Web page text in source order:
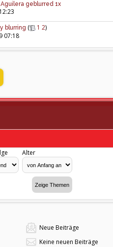
geblurred 1x
blurring ( 1 2)
07:18
Alter
Neue Beiträge
Keine neuen Beiträge